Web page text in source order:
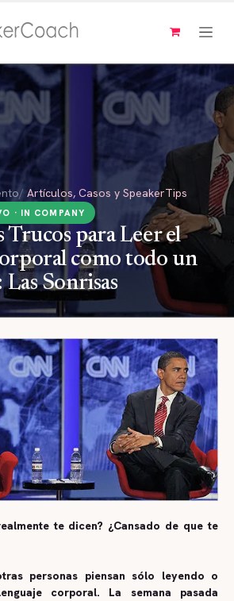
/ Artículos, Casos y SpeakerTips
· IN COMPANY
Trucos para Leer el
como todo un
Sonrisas
te dicen? ¿Cansado de que te
personas piensan sólo leyendo o
corporal. La semana pasada